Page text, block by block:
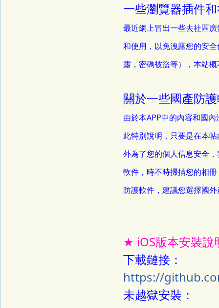
一些瀏覽器插件
最近網上冒出一些去社區
和使用，以免洩露您的安
露，密碼被盜等），本站
關於一些國產防
由於本APP中的內容和國
此特別說明，只要是在本
外為了您的個人信息安全
軟件，時不時掃描您的相
防護軟件，建議您選擇國
★ iOS版本安裝說
下載鏈接：
https://
未越獄安裝：